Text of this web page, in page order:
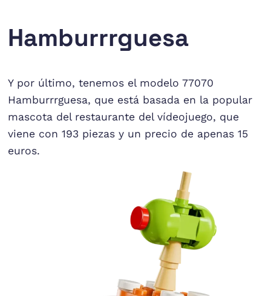
Hamburrrguesa
Y por último, tenemos el modelo 77070
Hamburrrguesa, que está basada en la popular
mascota del restaurante del vídeojuego, que
viene con 193 piezas y un precio de apenas 15
euros.